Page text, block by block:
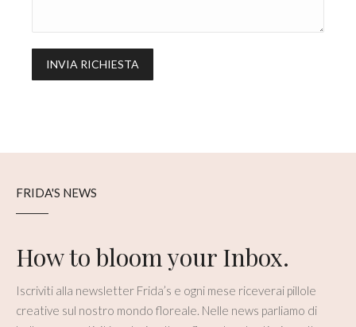
FRIDA'S NEWS
How to bloom your Inbox.
Iscriviti alla newsletter Frida’s e ogni mese riceverai pillole
creative sul nostro mondo floreale. Nelle news parliamo di